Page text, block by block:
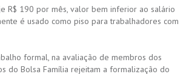
R$ 190 por mês, valor bem inferior ao salário
é usado como piso para trabalhadores com
formal, na avaliação de membros dos
do Bolsa Família rejeitam a formalização do